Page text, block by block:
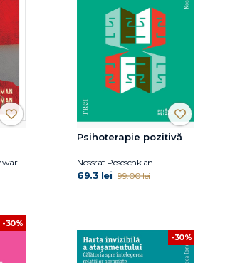
John Gottman, Julie Schwartz Gottman
Psihoterapie pozitivă
Nossrat Peseschkian
69.3 lei 99.00 lei
-30%
-30%